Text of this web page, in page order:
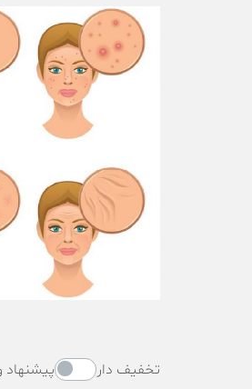
تخفیف دار پیشنهاد